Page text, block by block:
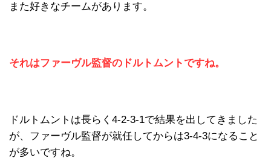
また好きなチームがあります。
それはファーヴル監督のドルトムントですね。
ドルトムントは長らく4-2-3-1で結果を出してきました
が、ファーヴル監督が就任してからは3-4-3になること
が多いですね。